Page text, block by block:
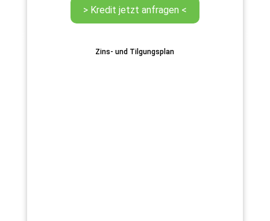
Zins- und Tilgungsplan